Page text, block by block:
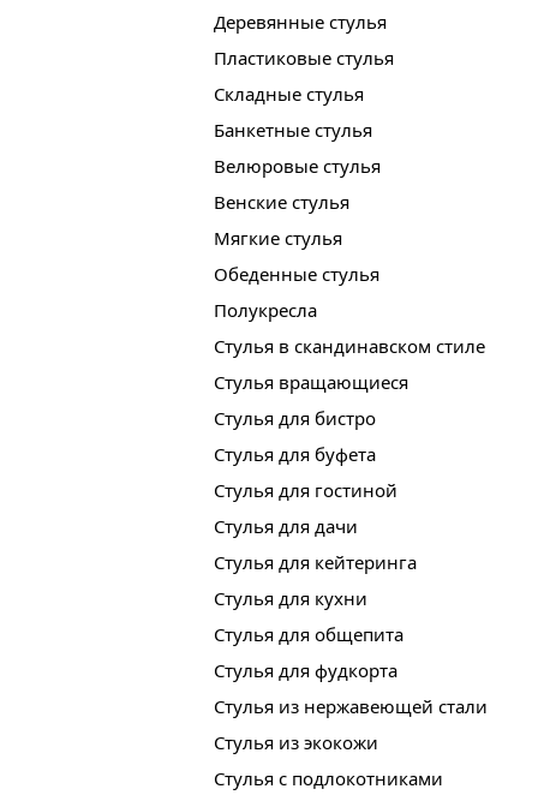
Деревянные стулья
Пластиковые стулья
Складные стулья
Банкетные стулья
Велюровые стулья
Венские стулья
Мягкие стулья
Обеденные стулья
Полукресла
Стулья в скандинавском стиле
Стулья вращающиеся
Стулья для бистро
Стулья для буфета
Стулья для гостиной
Стулья для дачи
Стулья для кейтеринга
Стулья для кухни
Стулья для общепита
Стулья для фудкорта
Стулья из нержавеющей стали
Стулья из экокожи
Стулья с подлокотниками